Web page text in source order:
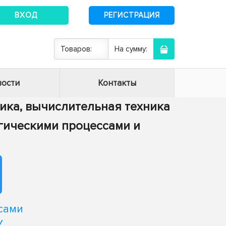
ВХОД РЕГИСТРАЦИЯ
Товаров: На сумму:
Контакты
вычислительная техника
процессами и